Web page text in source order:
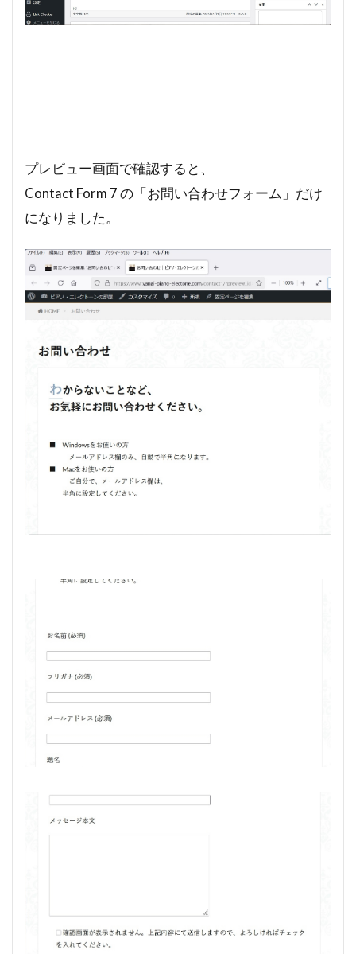
プレビュー画面で確認すると、
Contact Form 7 の「お問い合わせフォーム」だけ
になりました。